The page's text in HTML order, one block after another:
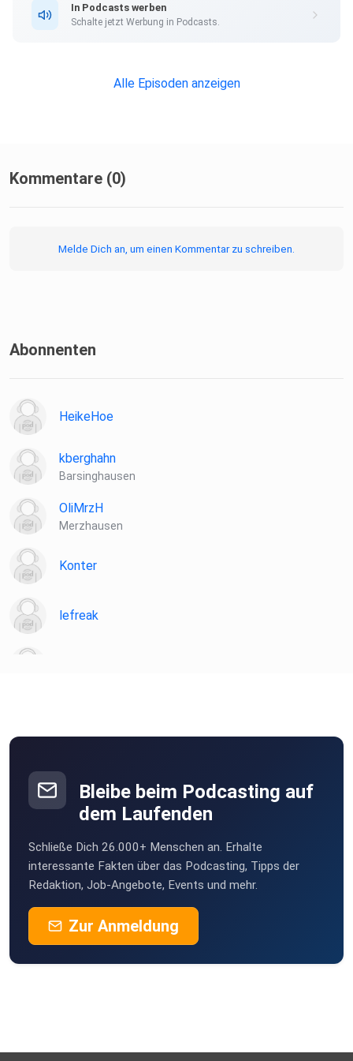
Hier geht es zu unserem SPIEGEL Shop.
Alle Newsletter vom SPIEGEL finden Sie hier.
In Podcasts werben
Schalte jetzt Werbung in Podcasts.
Alle Episoden anzeigen
Kommentare (0)
Melde Dich an, um einen Kommentar zu schreiben.
Abonnenten
HeikeHoe
kberghahn
Barsinghausen
OliMrzH
Merzhausen
Konter
lefreak
Mesner
Berlin
StefanieBG
Buddel003
Dortmund
MLindaK
Bleibe beim Podcasting auf
dem Laufenden
Schließe Dich 26.000+ Menschen an. Erhalte
interessante Fakten über das Podcasting, Tipps der
Redaktion, Job-Angebote, Events und mehr.
Zur Anmeldung